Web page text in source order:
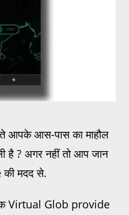
आपके आस-पास का माहौल
है ? अगर नहीं तो आप जान
मदद से.
Virtual Glob provide